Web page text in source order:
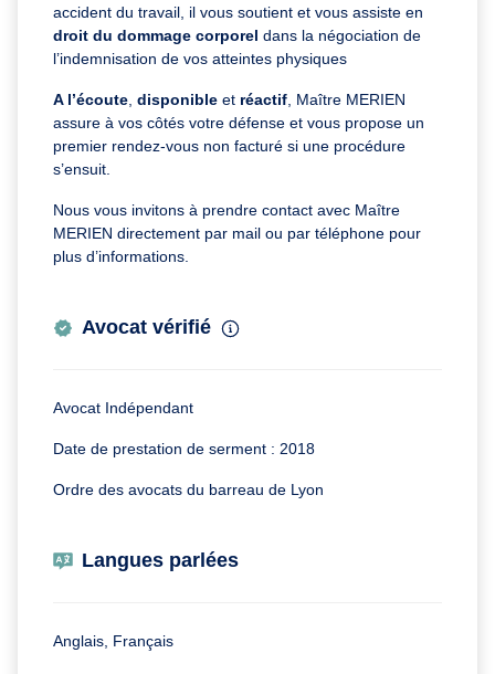
accident du travail, il vous soutient et vous assiste en
droit du dommage corporel dans la négociation de
l’indemnisation de vos atteintes physiques
A l’écoute, disponible et réactif, Maître MERIEN
assure à vos côtés votre défense et vous propose un
premier rendez-vous non facturé si une procédure
s’ensuit.
Nous vous invitons à prendre contact avec Maître
MERIEN directement par mail ou par téléphone pour
plus d’informations.
Avocat vérifié
Avocat Indépendant
Date de prestation de serment : 2018
Ordre des avocats du barreau de Lyon
Langues parlées
Anglais, Français